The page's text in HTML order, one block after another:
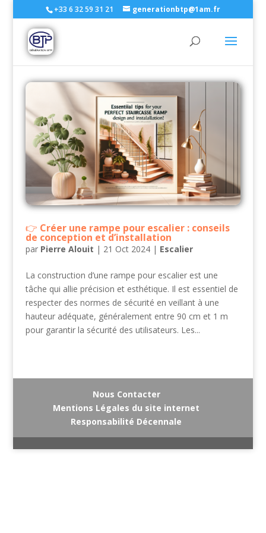
+33 6 32 59 31 21 generationbtp@1am.fr
Créer une rampe pour escalier : conseils
de conception et d’installation
par Pierre Alouit | 21 Oct 2024| Escalier
La construction d’une rampe pour escalier est une
tâche qui allie précision et esthétique. Il est essentiel de
respecter des normes de sécurité en veillant à une
hauteur adéquate, généralement entre 90 cm et 1 m
pour garantir la sécurité des utilisateurs. Les...
Nous Contacter
Mentions Légales du site internet
Responsabilité Décennale